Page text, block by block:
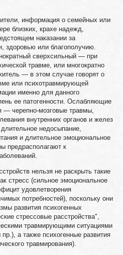
информация о семейных или
близких, крахе надежд,
наказании за
здоровью или благополучию.
сверхсильный — при
травме, или многократно
— в этом случае говорят о
или психотравмирующей
именно для данного
ее патогенности. Ослабляющие
— черепно-мозговые травмы,
внутренних органов и желез
недосыпание,
и длительное эмоциональное
предрасполагают к
нельзя не раскрыть такие
стресс (сильное эмоциональное
удовлетворения
потребностей), поскольку они
развития психогенных
стрессовые расстройства",
травмирующими ситуациями
а также психогенные развития
травмирования).